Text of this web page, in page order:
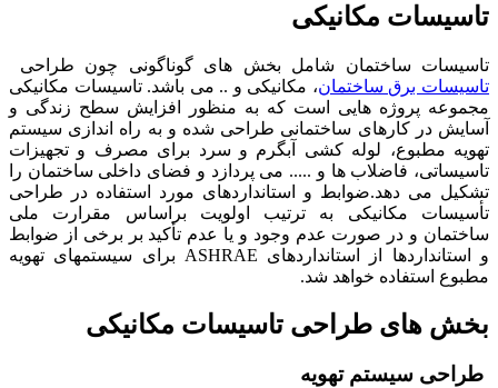
تاسیسات مکانیکی
تاسیسات ساختمان شامل بخش های گوناگونی چون طراحی
تاسیسات برق ساختمان، مکانیکی و .. می باشد. تاسیسات مکانیکی
مجموعه پروژه هایی است که به منظور افزایش سطح زندگی و
آسایش در کارهای ساختمانی طراحی شده و به راه اندازی سیستم
تهویه مطبوع، لوله کشی آبگرم و سرد برای مصرف و تجهیزات
تاسیساتی، فاضلاب ها و ..... می پردازد و فضای داخلی ساختمان را
تشکیل می دهد.ضوابط و استانداردهای مورد استفاده در طراحی
تأسیسات مکانیکی به ترتیب اولویت براساس مقرارت ملی
ساختمان و در صورت عدم وجود و یا عدم تأکید بر برخی از ضوابط
و استانداردها از استانداردهای ASHRAE برای سیستم­های تهویه
مطبوع استفاده خواهد شد.
بخش های طراحی تاسیسات مکانیکی
طراحی سیستم تهویه